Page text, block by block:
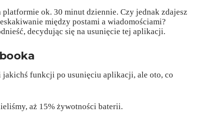
ok. 30 minut dziennie. Czy jednak zdajesz
między postami a wiadomościami?
decydując się na usunięcie tej aplikacji.
jakichś funkcji po usunięciu aplikacji, ale oto, co
aż 15% żywotności baterii.